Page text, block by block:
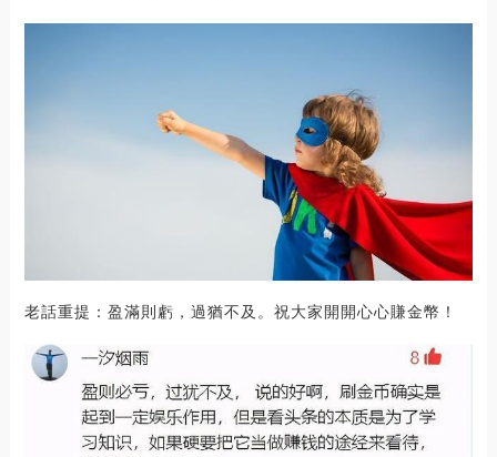
老話重提：盈滿則虧，過猶不及。祝大家開開心心賺金幣！